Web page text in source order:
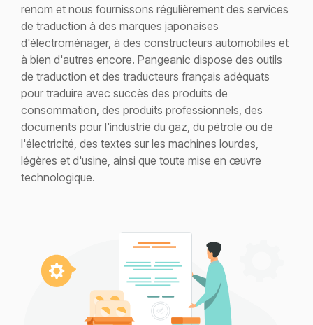
renom et nous fournissons régulièrement des services
de traduction à des marques japonaises
d'électroménager, à des constructeurs automobiles et
à bien d'autres encore. Pangeanic dispose des outils
de traduction et des traducteurs français adéquats
pour traduire avec succès des produits de
consommation, des produits professionnels, des
documents pour l'industrie du gaz, du pétrole ou de
l'électricité, des textes sur les machines lourdes,
légères et d'usine, ainsi que toute mise en œuvre
technologique.